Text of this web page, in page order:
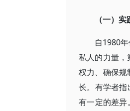
（一）
自1980
私人的力量，
权力、确保规
长。有学者指
有一定的差